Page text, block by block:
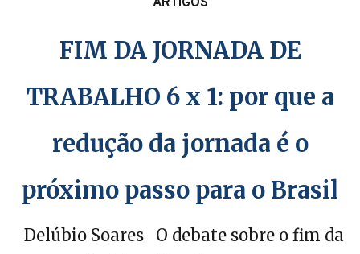
FIM DA JORNADA DE
TRABALHO 6 x 1: por que a
redução da jornada é o
próximo passo para o Brasil
Delúbio Soares O debate sobre o fim da